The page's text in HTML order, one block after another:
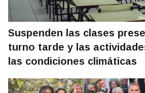
Suspenden las clases
turno tarde y las
las condiciones climáticas